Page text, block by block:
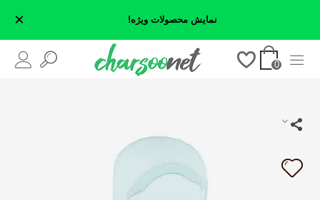
نمایش محصولات ویژه! ×
0